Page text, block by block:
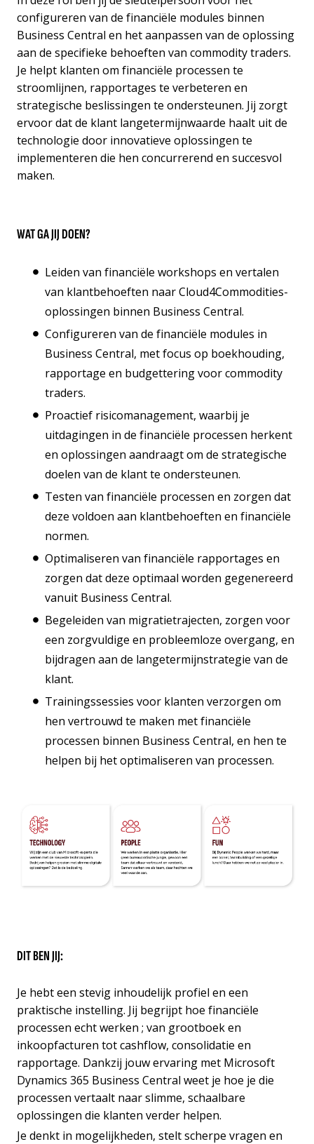
configureren van de financiële modules binnen
Business Central en het aanpassen van de oplossing
aan de specifieke behoeften van commodity traders.
Je helpt klanten om financiële processen te
stroomlijnen, rapportages te verbeteren en
strategische beslissingen te ondersteunen. Jij zorgt
ervoor dat de klant langetermijnwaarde haalt uit de
technologie door innovatieve oplossingen te
implementeren die hen concurrerend en succesvol
maken.
WAT GA JIJ DOEN?
Leiden van financiële workshops en vertalen
van klantbehoeften naar Cloud4Commodities-
oplossingen binnen Business Central.
Configureren van de financiële modules in
Business Central, met focus op boekhouding,
rapportage en budgettering voor commodity
traders.
Proactief risicomanagement, waarbij je
uitdagingen in de financiële processen herkent
en oplossingen aandraagt om de strategische
doelen van de klant te ondersteunen.
Testen van financiële processen en zorgen dat
deze voldoen aan klantbehoeften en financiële
normen.
Optimaliseren van financiële rapportages en
zorgen dat deze optimaal worden gegenereerd
vanuit Business Central.
Begeleiden van migratietrajecten, zorgen voor
een zorgvuldige en probleemloze overgang, en
bijdragen aan de langetermijnstrategie van de
klant.
Trainingssessies voor klanten verzorgen om
hen vertrouwd te maken met financiële
processen binnen Business Central, en hen te
helpen bij het optimaliseren van processen.
DIT BEN JIJ:
Je hebt een stevig inhoudelijk profiel en een
praktische instelling. Jij begrijpt hoe financiële
processen echt werken ; van grootboek en
inkoopfacturen tot cashflow, consolidatie en
rapportage. Dankzij jouw ervaring met Microsoft
Dynamics 365 Business Central weet je hoe je die
processen vertaalt naar slimme, schaalbare
oplossingen die klanten verder helpen.
Je denkt in mogelijkheden, stelt scherpe vragen en